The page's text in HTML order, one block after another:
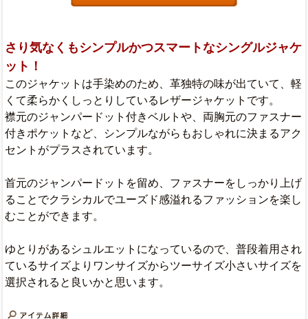
さり気なくもシンプルかつスマートなシングルジャケ
ット！
このジャケットは手染めのため、革独特の味が出ていて、軽
くて柔らかくしっとりしているレザージャケットです。
襟元のジャンパードット付きベルトや、両胸元のファスナー
付きポケットなど、シンプルながらもおしゃれに決まるアク
セントがプラスされています。
首元のジャンパードットを留め、ファスナーをしっかり上げ
ることでクラシカルでユーズド感溢れるファッションを楽し
むことができます。
ゆとりがあるシュルエットになっているので、普段着用され
ているサイズよりワンサイズからツーサイズ小さいサイズを
選択されると良いかと思います。